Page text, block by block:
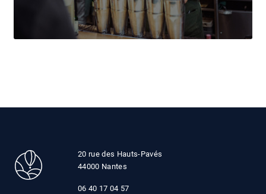
20 rue des Hauts-Pavés
44000 Nantes
06 40 17 04 57